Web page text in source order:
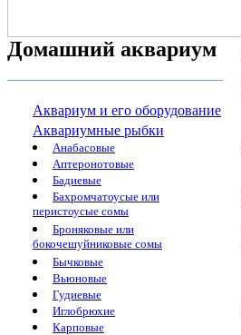
Домашний аквариум
Аквариум и его оборудование
Аквариумные рыбки
Анабасовые
Аптеронотовые
Бадиевые
Бахромчатоусые или
перистоусые сомы
Броняковые или
бокочешуйниковые сомы
Бычковые
Вьюновые
Гудиевые
Иглобрюхие
Карповые